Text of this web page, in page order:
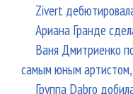
Zivert
Ариана Гранде
Ваня Дмитриенко
самым юным
Группа Dabro